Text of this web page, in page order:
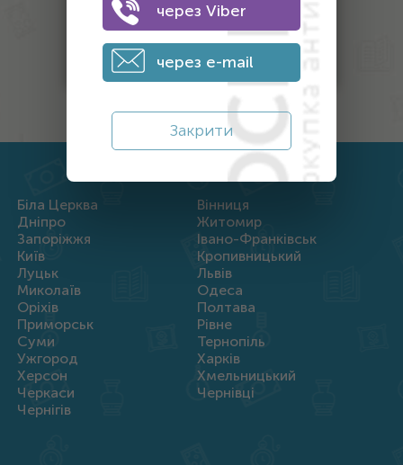
Інший антикваріат
Нагороди
Біла Церква
Вінниця
Дніпро
Житомир
Запоріжжя
Івано-Франківськ
Київ
Кропивницький
Луцьк
Львів
Миколаїв
Одеса
Оріхів
Полтава
Приморськ
Рівне
Суми
Тернопіль
Ужгород
Харків
Херсон
Хмельницький
Черкаси
Чернівці
Чернігів
через Viber
через e-mail
Закрити